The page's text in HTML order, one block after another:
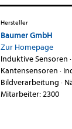
Hersteller
Baumer GmbH
Zur Homepage
Induktive Sensoren ·
Kantensensoren ·
Bildverarbeitung ·
Mitarbeiter: 2300